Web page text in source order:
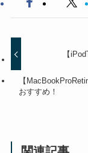
【
【
おすすめ！